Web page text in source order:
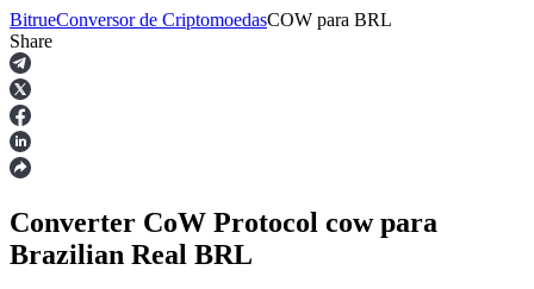
Futuros
BitrueConversor de CriptomoedasCOW para BRL
Share
Converter CoW Protocol cowpara
Brazilian Real BRL